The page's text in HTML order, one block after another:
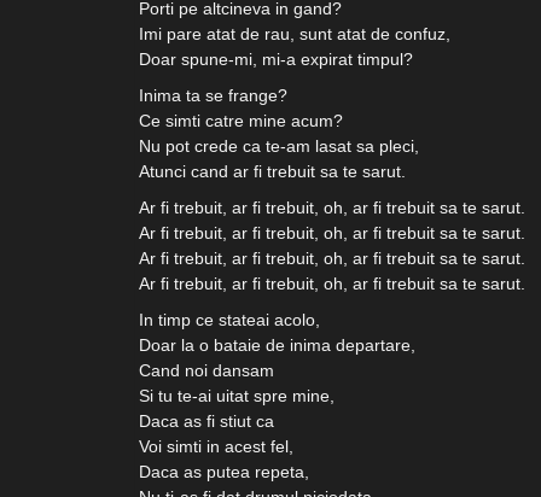
Porti pe altcineva in gand?
Imi pare atat de rau, sunt atat de confuz,
Doar spune-mi, mi-a expirat timpul?
Inima ta se frange?
Ce simti catre mine acum?
Nu pot crede ca te-am lasat sa pleci,
Atunci cand ar fi trebuit sa te sarut.
Ar fi trebuit, ar fi trebuit, oh, ar fi trebuit sa te sarut.
Ar fi trebuit, ar fi trebuit, oh, ar fi trebuit sa te sarut.
Ar fi trebuit, ar fi trebuit, oh, ar fi trebuit sa te sarut.
Ar fi trebuit, ar fi trebuit, oh, ar fi trebuit sa te sarut.
In timp ce stateai acolo,
Doar la o bataie de inima departare,
Cand noi dansam
Si tu te-ai uitat spre mine,
Daca as fi stiut ca
Voi simti in acest fel,
Daca as putea repeta,